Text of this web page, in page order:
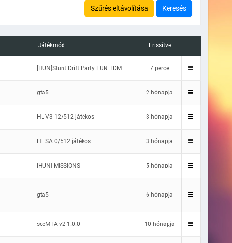
Szűrés eltávolítása Keresés
Játékmód Frissítve
[HUN]Stunt Drift Party FUN TDM 7 perce
gta5 2 hónapja
HL V3 12/512 játékos 3 hónapja
HL SA 0/512 játékos 3 hónapja
[HUN] MISSIONS 5 hónapja
gta5 6 hónapja
seeMTA v2 1.0.0 10 hónapja